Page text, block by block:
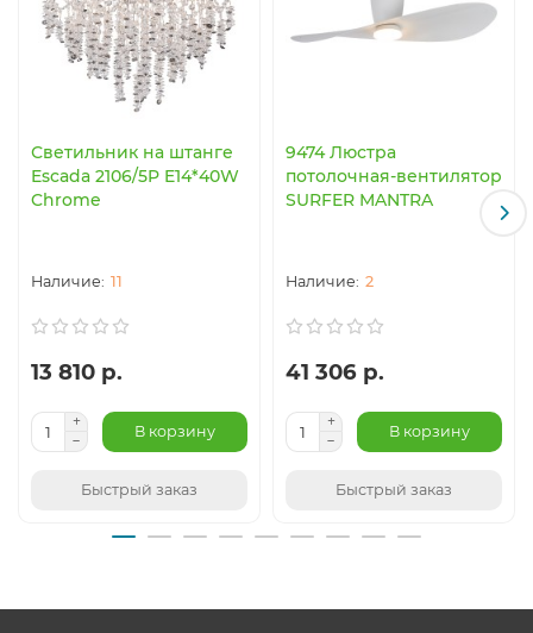
Светильник на штанге
Escada 2106/5P E14*40W
Chrome
11
13 810 р.
В корзину
Быстрый заказ
9474 Люстра
потолочная-вентилятор
SURFER MANTRA
2
41 306 р.
В корзину
Быстрый заказ